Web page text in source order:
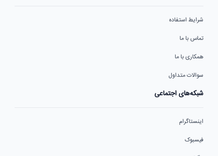
شرایط استفاده
تماس با ما
همکاری با ما
سوالات متداول
شبکه‌های اجتماعی
اینستاگرام
فیسبوک